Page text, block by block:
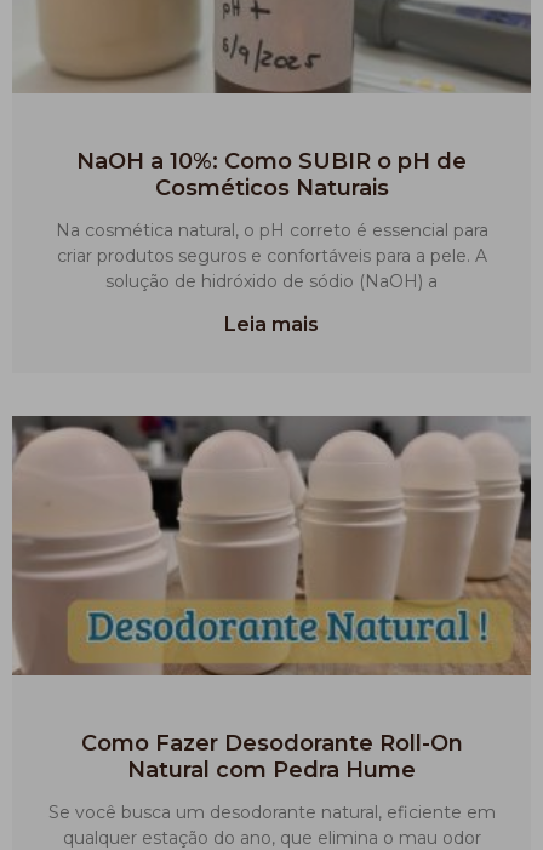
NaOH a 10%: Como SUBIR o pH de
Cosméticos Naturais
Na cosmética natural, o pH correto é essencial para
criar produtos seguros e confortáveis para a pele. A
solução de hidróxido de sódio (NaOH) a
Leia mais
Como Fazer Desodorante Roll-On
Natural com Pedra Hume
Se você busca um desodorante natural, eficiente em
qualquer estação do ano, que elimina o mau odor